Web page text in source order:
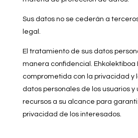
Sus datos no se cederán a
legal.
El tratamiento de sus datos
manera confidencial. Ehkolektiboa
comprometida con la privacidad y
datos personales de los usuarios y
recursos a su alcance para
privacidad de los interesados.